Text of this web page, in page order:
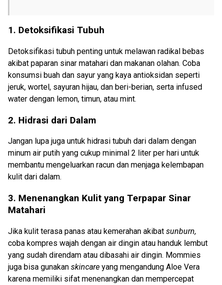
1. Detoksifikasi Tubuh
Detoksifikasi tubuh penting untuk melawan radikal bebas
akibat paparan sinar matahari dan makanan olahan. Coba
konsumsi buah dan sayur yang kaya antioksidan seperti
jeruk, wortel, sayuran hijau, dan beri-berian, serta infused
water dengan lemon, timun, atau mint.
2. Hidrasi dari Dalam
Jangan lupa juga untuk hidrasi tubuh dari dalam dengan
minum air putih yang cukup minimal 2 liter per hari untuk
membantu mengeluarkan racun dan menjaga kelembapan
kulit dari dalam.
3. Menenangkan Kulit yang Terpapar Sinar
Matahari
Jika kulit terasa panas atau kemerahan akibat sunburn,
coba kompres wajah dengan air dingin atau handuk lembut
yang sudah direndam atau dibasahi air dingin. Mommies
juga bisa gunakan skincare yang mengandung Aloe Vera
karena memiliki sifat menenangkan dan mempercepat